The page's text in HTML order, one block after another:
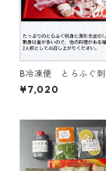
B冷凍便 とらふぐ
人前
¥7,020